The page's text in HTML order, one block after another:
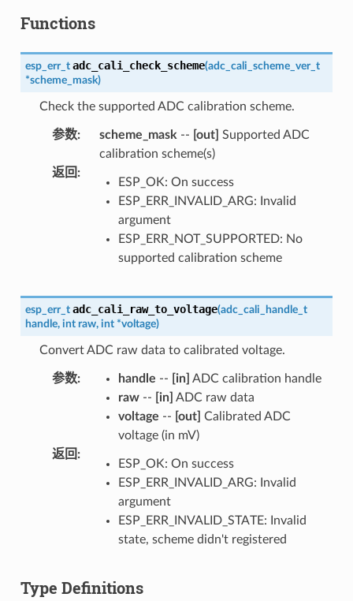
Functions
esp_err_t adc_cali_check_scheme(adc_cali_scheme_ver_t
*scheme_mask)
Check the supported ADC calibration scheme.
参数: scheme_mask -- [out] Supported ADC
calibration scheme(s)
返回 :
ESP_OK: On success
ESP_ERR_INVALID_ARG: Invalid
argument
ESP_ERR_NOT_SUPPORTED: No
supported calibration scheme
esp_err_t adc_cali_raw_to_voltage(adc_cali_handle_t
handle, int raw, int *voltage)
Convert ADC raw data to calibrated voltage.
参数: handle -- [in] ADC calibration handle
raw-- [in] ADC raw data
voltage -- [out] Calibrated ADC
voltage (in mV)
返回 :
ESP_OK: On success
ESP_ERR_INVALID_ARG: Invalid
argument
ESP_ERR_INVALID_STATE: Invalid
state, scheme didn't registered
Type Definitions